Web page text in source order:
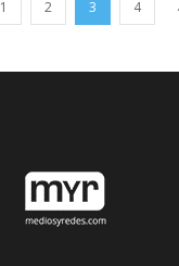
1 2 3 4